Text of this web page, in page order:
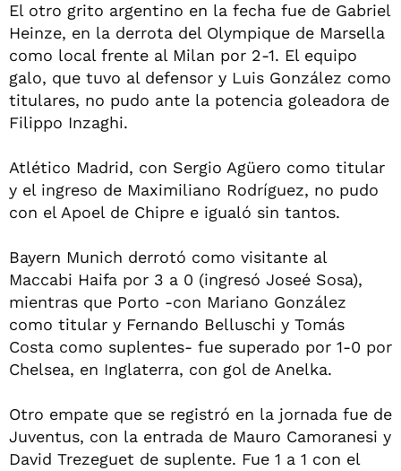
El otro grito argentino en la fecha fue de Gabriel
Heinze, en la derrota del Olympique de Marsella
como local frente al Milan por 2-1. El equipo
galo, que tuvo al defensor y Luis González como
titulares, no pudo ante la potencia goleadora de
Filippo Inzaghi.
Atlético Madrid, con Sergio Agüero como titular
y el ingreso de Maximiliano Rodríguez, no pudo
con el Apoel de Chipre e igualó sin tantos.
Bayern Munich derrotó como visitante al
Maccabi Haifa por 3 a 0 (ingresó Joseé Sosa),
mientras que Porto -con Mariano González
como titular y Fernando Belluschi y Tomás
Costa como suplentes- fue superado por 1-0 por
Chelsea, en Inglaterra, con gol de Anelka.
Otro empate que se registró en la jornada fue de
Juventus, con la entrada de Mauro Camoranesi y
David Trezeguet de suplente. Fue 1 a 1 con el